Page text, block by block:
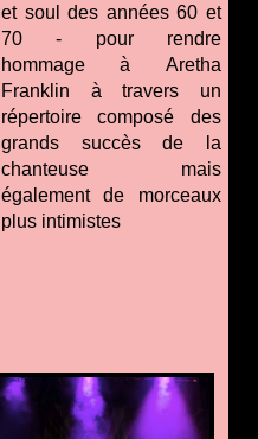
et soul des années 60 et
70 - pour rendre
hommage à Aretha
Franklin à travers un
répertoire composé des
grands succès de la
plus intimistes